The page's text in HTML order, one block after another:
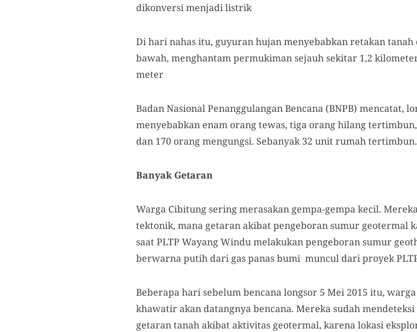
dikonversi menjadi listrik
Di hari nahas itu, guyuran hujan menyebabkan retakan
bawah, menghantam permukiman sejauh sekitar 1,2
meter
Badan Nasional Penanggulangan Bencana (BNPB) mencatat,
menyebabkan enam orang tewas, tiga orang hilang
dan 170 orang mengungsi. Sebanyak 32 unit rumah tertimbun.
Banyak Getaran
Warga Cibitung sering merasakan gempa-gempa kecil.
tektonik, mana getaran akibat pengeboran sumur geotermal
saat PLTP Wayang Windu melakukan pengeboran sumur
berwarna putih dari gas panas bumi muncul dari proyek
Beberapa hari sebelum bencana longsor 5 Mei 2015 itu,
khawatir akan datangnya bencana. Mereka sudah
getaran tanah akibat aktivitas geotermal, karena lokasi